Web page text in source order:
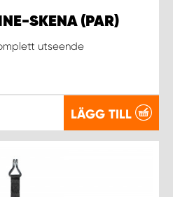
SKENA (PAR)
utseende
LÄGG TILL